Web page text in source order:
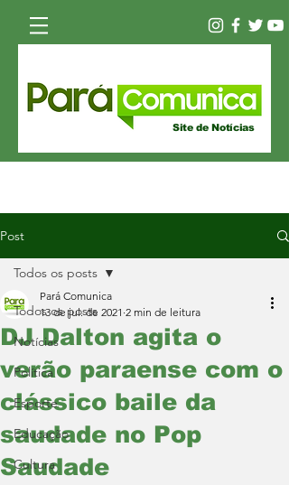
Site de Notícias
Post
Todos os posts
Notícias
Política
Esporte
Educação
Cultura
Todos os posts
DJ Dalton agita o
verão paraense com o
clássico baile da
saudade no Pop
Saudade
Pará Comunica
13 de jul. de 2021 2 min de leitura